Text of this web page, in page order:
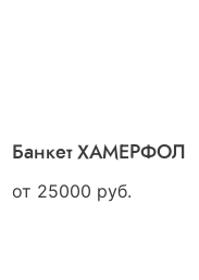
Банкет ХАМЕРФОЛ
от 25000 руб.